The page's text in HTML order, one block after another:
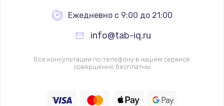
Чистка от пыли
Настройка Wi-Fi
Заказать
Ежедневно с 9:00 до 21:00
info@tab-iq.ru
Все консультации по телефону в нашем сервисе
совершенно бесплатны